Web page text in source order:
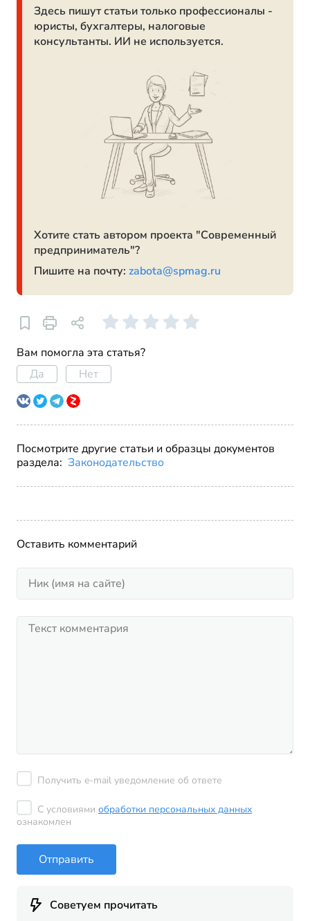
Здесь пишут статьи только профессионалы -
юристы, бухгалтеры, налоговые
консультанты. ИИ не используется.
Хотите стать автором проекта "Современный
предприниматель"?
Пишите на почту: zabota@spmag.ru
Вам помогла эта статья?
Да
Нет
Посмотрите другие статьи и образцы документов
раздела: Законодательство
Оставить комментарий
Получить e-mail уведомление об ответе
С условиями обработки персональных данных
ознакомлен
Отправить
Советуем прочитать